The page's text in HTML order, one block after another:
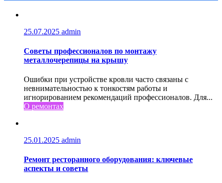
25.07.2025 admin
Советы профессионалов по монтажу
металлочерепицы на крышу
Ошибки при устройстве кровли часто связаны с
невнимательностью к тонкостям работы и
игнорированием рекомендаций профессионалов. Для...
О ремонтах
25.01.2025 admin
Ремонт ресторанного оборудования: ключевые
аспекты и советы